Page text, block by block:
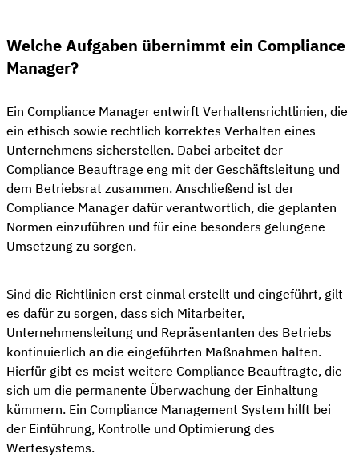
Welche Aufgaben übernimmt ein Compliance
Manager?
Ein Compliance Manager entwirft Verhaltensrichtlinien, die
ein ethisch sowie rechtlich korrektes Verhalten eines
Unternehmens sicherstellen. Dabei arbeitet der
Compliance Beauftrage eng mit der Geschäftsleitung und
dem Betriebsrat zusammen. Anschließend ist der
Compliance Manager dafür verantwortlich, die geplanten
Normen einzuführen und für eine besonders gelungene
Umsetzung zu sorgen.
Sind die Richtlinien erst einmal erstellt und eingeführt, gilt
es dafür zu sorgen, dass sich Mitarbeiter,
Unternehmensleitung und Repräsentanten des Betriebs
kontinuierlich an die eingeführten Maßnahmen halten.
Hierfür gibt es meist weitere Compliance Beauftragte, die
sich um die permanente Überwachung der Einhaltung
kümmern. Ein Compliance Management System hilft bei
der Einführung, Kontrolle und Optimierung des
Wertesystems.